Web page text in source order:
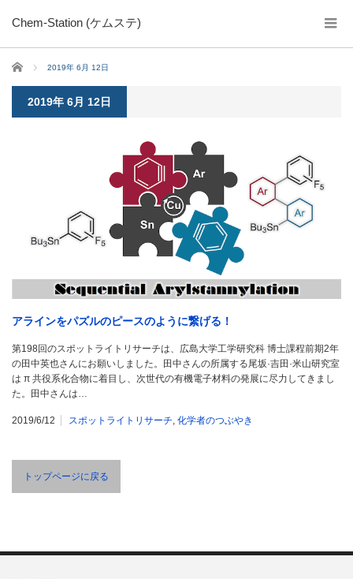
Chem-Station (ケムステ)
ホーム 2019年 6月 12日
2019年 6月 12日
アラインをパズルのピースのように繋げる！
第198回のスポットライトリサーチは、広島大学工学研究科 博士課程前期2年
の田中英也さんにお願いしました。田中さんの所属する尾坂·吉田·米山研究室
は π 共役系化合物に着目し、次世代の有機電子材料の発展に尽力してきまし
た。田中さんは…
2019/6/12 スポットライトリサーチ, 化学者のつぶやき
トップページに戻る